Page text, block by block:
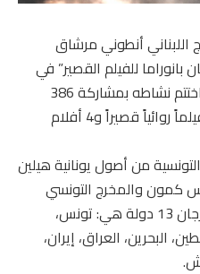
بعد الـ40” للمخرج اللبناني أنطوني مرشاق
للفيلم القصير” في
تونس في دورته السابعة، الذي اختتم نشاطه بمشاركة 386
فيلماً تم اختيار 24 من بينها: 20 فيلماً روائياً قصيراً و4 أفلام
من أصول يونانية هيلين
كمون والمخرج التونسي
محمد دمق ، وشاركت في المهرجان 13 دولة هي: تونس،
البحرين، العراق، إيران،